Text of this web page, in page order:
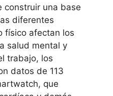
construir una base
diferentes
físico afectan los
salud mental y
trabajo, los
datos de 113
que